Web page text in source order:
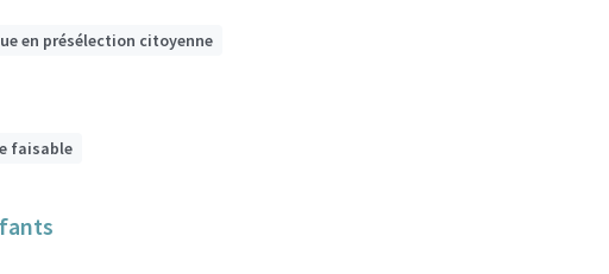
en présélection citoyenne
faisable